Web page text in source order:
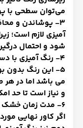
میتوان سطحی با
3- پوشاندن و
آمیزی لازم است؛
شود و احتمال
4- رنگ آمیزی با
5- این رنگ بدون
می باشد اما در
و نیاز است تا حد
6- مدت زمان
اگر کاور نهایی